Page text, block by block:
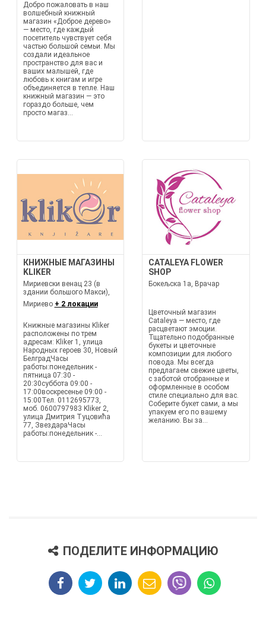
Добро пожаловать в наш
волшебный книжный
магазин «Доброе дерево»
— место, где каждый
посетитель чувствует себя
частью большой семьи. Мы
создали идеальное
пространство для вас и
ваших малышей, где
любовь к книгам и игре
объединяется в тепле. Наш
книжный магазин — это
гораздо больше, чем
просто магаз...
КНИЖНЫЕ МАГАЗИНЫ
KLIKER
Мириевски венац 23 (в
здании большого Макси),
Мириево + 2 локации
Книжные магазины Kliker
расположены по трем
адресам: Kliker 1, улица
Народных героев 30, Новый
БелградЧасы
работы:понедельник -
пятница 07:30 -
20:30суббота 09:00 -
17:00воскресенье 09:00 -
15:00Тел. 0112695773,
моб. 0600797983 Kliker 2,
улица Дмитрия Туцовића
77, ЗвездараЧасы
работы:понедельник -...
CATALEYA FLOWER
SHOP
Бокељска 1а, Врачар
Цветочный магазин
Cataleya — место, где
расцветают эмоции.
Тщательно подобранные
букеты и цветочные
композиции для любого
повода. Мы всегда
предлагаем свежие цветы,
с заботой отобранные и
оформленные в особом
стиле специально для вас.
Соберите букет сами, а мы
упакуем его по вашему
желанию. Вы за...
ПОДЕЛИТЕ ИНФОРМАЦИЮ